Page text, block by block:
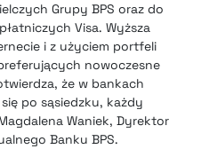
Grupy BPS oraz do
Visa. Wyższa
i z użyciem portfeli
nowoczesne
że w bankach
po sąsiedzku, każdy
Waniek, Dyrektor
Banku BPS.